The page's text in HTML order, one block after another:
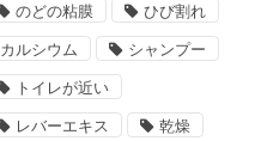
のどの粘膜 ひび割れ
カルシウム シャンプー
トイレが近い
レバーエキス 乾燥